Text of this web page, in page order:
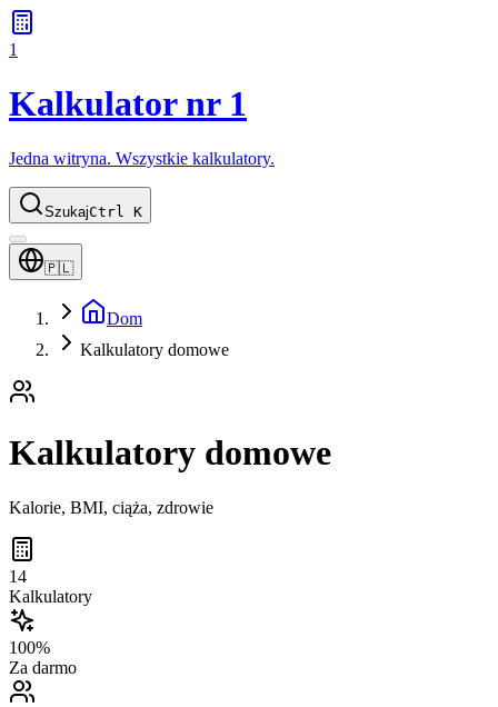
1
Kalkulator nr 1
Jedna witryna. Wszystkie kalkulatory.
SzukajCtrl K
🇵🇱
Dom
Kalkulatory domowe
Kalkulatory domowe
Kalorie, BMI, ciąża, zdrowie
14
Kalkulatory
100%
Za darmo